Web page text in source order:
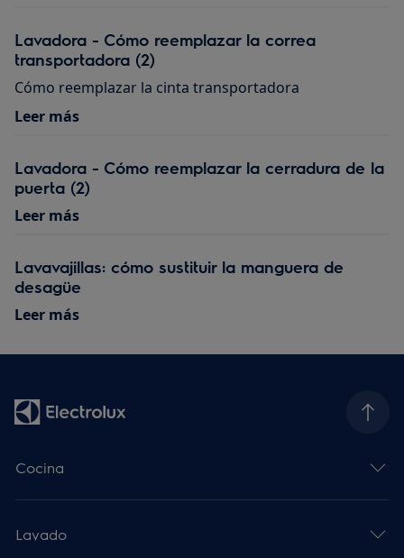
Lavadora - Cómo reemplazar la correa
transportadora (2)
Cómo reemplazar la cinta transportadora
Leer más
Lavadora - Cómo reemplazar la cerradura de la
puerta (2)
Leer más
Lavavajillas: cómo sustituir la manguera de
desagüe
Leer más
Cocina
Lavado